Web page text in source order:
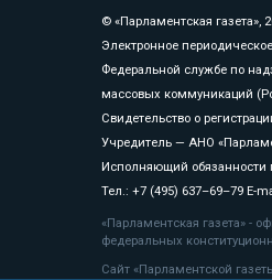
© «Парламентская газета»,
Электронное
Федеральной службе по
массовых коммуникаций
Свидетельство о
Учредитель — АНО
Исполняющий обязанности
Тел.: +7 (495) 637–69–79 E-
«Парламентская газета» -
федеральных
Сайт «Парламентской